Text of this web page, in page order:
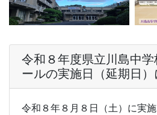
令和８年度県立川島中
ールの実施日（延期日）
令和８年８月８日（土）に実施